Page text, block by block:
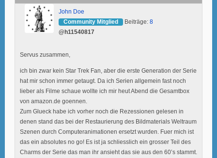
John Doe
Community Mitglied
Beiträge: 8
@h11540817
Servus zusammen,
ich bin zwar kein Star Trek Fan, aber die erste Generation der Serie
hat mir schon immer getaugt. Da ich Serien allgemein fast noch
lieber als Filme schaue wollte ich mir heut Abend die Gesamtbox
von amazon.de goennen.
Zum Glueck habe ich vorher noch die Rezessionen gelesen in
denen stand das bei der Restaurierung des Bildmaterials Weltraum
Szenen durch Computeranimationen ersetzt wurden. Fuer mich ist
das ein absolutes no go! Es ist ja schliesslich ein grosser Teil des
Charms der Serie das man ihr ansieht das sie aus den 60’s stammt.